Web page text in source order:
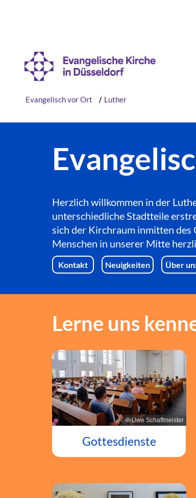
Evangelisch vor Ort / Luther
Herzlich willkommen in der
unterschiedliche Stadtteile
sich der Kirchraum inmitten des
Menschen in unserer Mitte
Kontakt Neuigkeiten Über
Lerne uns
© Uwe Schaffmeister
Gottesdienste